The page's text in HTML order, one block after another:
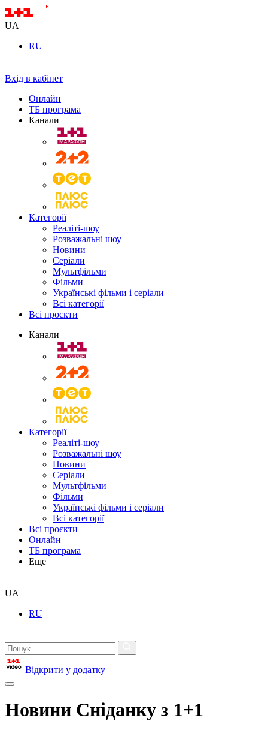
UA
RU
Вхід в кабінет
Онлайн
ТБ програма
Канали
Категорії
Реаліті-шоу
Розважальні шоу
Новини
Серіали
Мультфільми
Фільми
Українські фільми і серіали
Всі категорії
Всі проєкти
Канали
Категорії
Реаліті-шоу
Розважальні шоу
Новини
Серіали
Мультфільми
Фільми
Українські фільми і серіали
Всі категорії
Всі проєкти
Онлайн
ТБ програма
Еще
UA
RU
Відкрити у додатку
Новини Сніданку з 1+1